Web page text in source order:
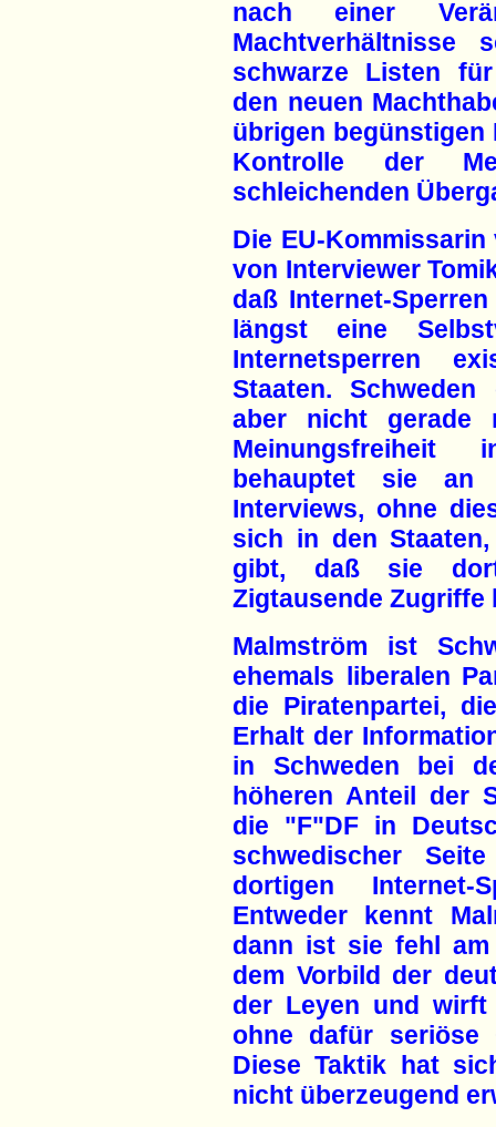
nach einer
Machtverhältnisse
schwarze Listen
den neuen
übrigen begünstigen
Kontrolle der
schleichenden
Die EU-
von Interviewer
daß Internet-
längst eine
Internetsperren
Staaten.
aber nicht gerade
Meinungsfreiheit
behauptet sie an
Interviews, ohne
sich in den
gibt, daß sie
Zigtausende Zugriffe
Malmström ist
ehemals liberalen
die Piratenpartei,
Erhalt der
in Schweden bei
höheren Anteil der
die "F"DF in
schwedischer
dortigen Internet-
Entweder kennt
dann ist sie fehl
dem Vorbild der
der Leyen und
ohne dafür seriöse
Diese Taktik hat
nicht überzeugend